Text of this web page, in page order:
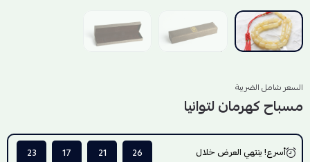
السعر شامل الضريبة
مسباح كهرمان لتوانيا
أسرع! ينتهي العرض خلال
26
21
17
23